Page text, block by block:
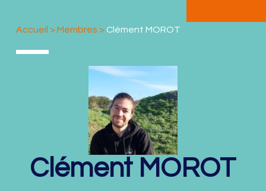
Accueil >Membres > Clément MOROT
Clément MOROT